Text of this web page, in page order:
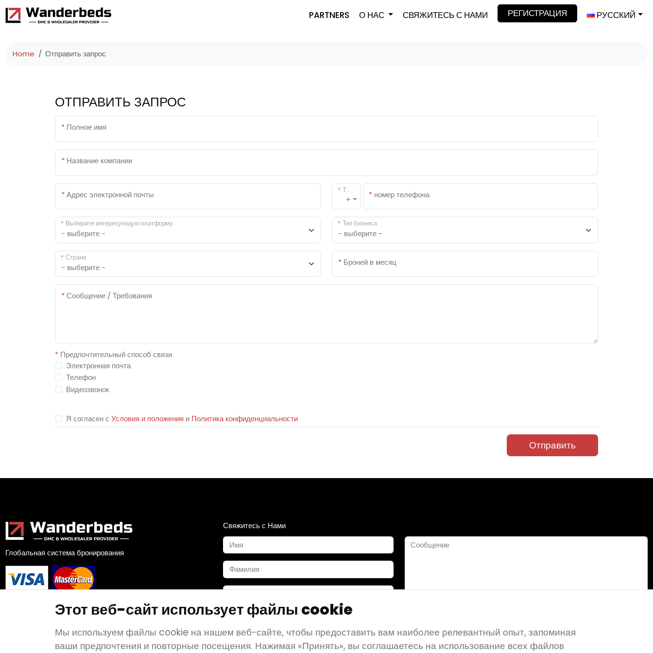
PARTNERS О НАС СВЯЖИТЕСЬ С НАМИ РЕГИСТРАЦИЯ РУССКИЙ
Home Отправить запрос
ОТПРАВИТЬ ЗАПРОС
*Полное имя
*Название компании
*Адрес электронной почты +
* Телефонный код страны * номер телефона
* Выберите интересующую платформу * Тип бизнеса
* Страна *Броней в месяц
*Сообщение / Требования
* Предпочтительный способ связи
Электронная почта
Телефон
Видеозвонок
Я согласен с Условия и положения и Политика конфиденциальности
Отправить
Глобальная система бронирования
Свяжитесь с Нами
Этот веб-сайт использует файлы cookie
Мы используем файлы cookie на нашем веб-сайте, чтобы предоставить вам наиболее релевантный опыт, запоминая
ваши предпочтения и повторные посещения. Нажимая «Принять», вы соглашаетесь на использование всех файлов